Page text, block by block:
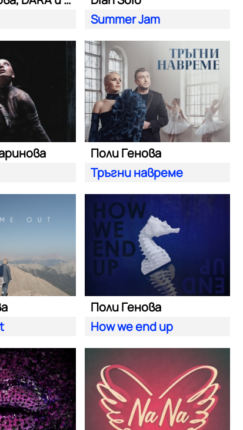
Summer Jam
Поли Генова
Тръгни навреме
Поли Генова
How we end up